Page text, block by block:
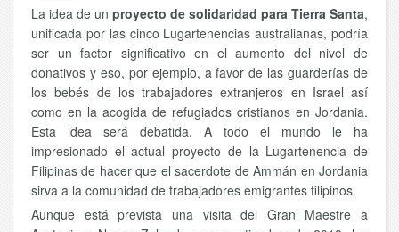
La idea de un proyecto de solidaridad para Tierra Santa,
unificada por las cinco Lugartenencias australianas, podría
ser un factor significativo en el aumento del nivel de
donativos y eso, por ejemplo, a favor de las guarderías de
los bebés de los trabajadores extranjeros en Israel así
como en la acogida de refugiados cristianos en Jordania.
Esta idea será debatida. A todo el mundo le ha
impresionado el actual proyecto de la Lugartenencia de
Filipinas de hacer que el sacerdote de Ammán en Jordania
sirva a la comunidad de trabajadores emigrantes filipinos.
Aunque está prevista una visita del Gran Maestre a